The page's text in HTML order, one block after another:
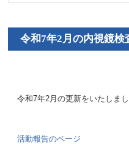
令和7年2月の内視鏡検
令和7年2月の更新をいたしま
活動報告のページ